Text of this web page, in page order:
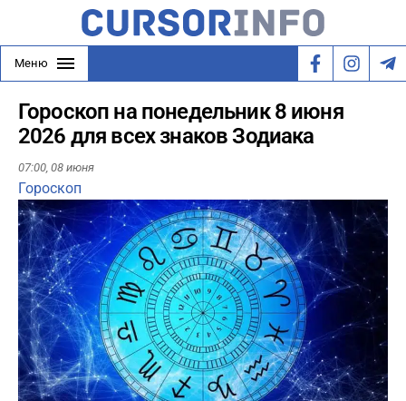
Меню
Гороскоп на понедельник 8 июня
2026 для всех знаков Зодиака
07:00, 08 июня
Гороскоп